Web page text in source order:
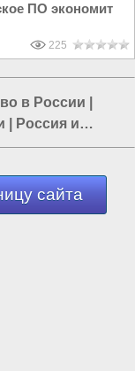
ПО экономит
225
в России
Россия и
в России
сайта